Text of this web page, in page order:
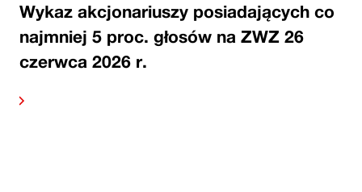
Wykaz akcjonariuszy posiadających co
najmniej 5 proc. głosów na ZWZ 26
czerwca 2026 r.